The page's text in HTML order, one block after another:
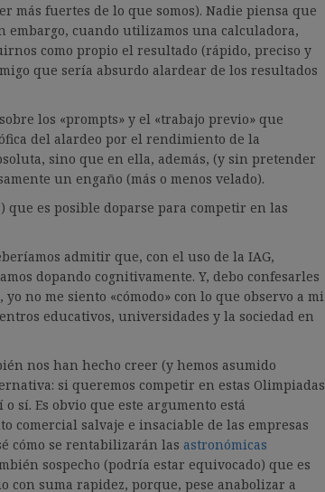
más fuertes de lo que somos). Nadie piensa que
embargo, cuando utilizamos una calculadora,
como propio el resultado (rápido, preciso y
que sería absurdo alardear de los resultados
los «prompts» y el «trabajo previo» que
del alardeo por el rendimiento de la
sino que en ella, además, (y sin pretender
un engaño (más o menos velado).
que es posible doparse para competir en las
admitir que, con el uso de la IAG,
dopando cognitivamente. Y, debo confesarles
no me siento «cómodo» con lo que observo a mi
educativos, universidades y la sociedad en
nos han hecho creer (y hemos asumido
si queremos competir en estas Olimpiadas
sí. Es obvio que este argumento está
comercial salvaje e insaciable de las empresas
cómo se rentabilizarán las astronómicas
sospecho (podría estar equivocado) que es
suma rapidez, porque, pese anabolizar a